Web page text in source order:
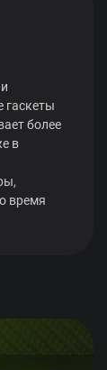
гаскеты
более
в
время